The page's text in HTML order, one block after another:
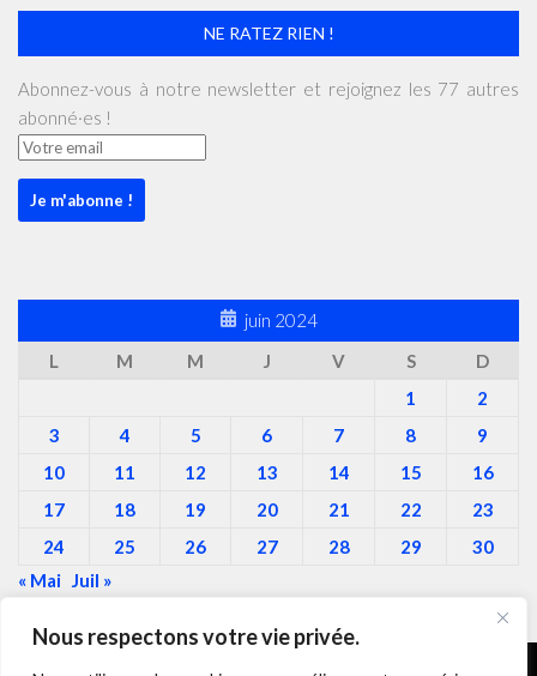
Nous respectons votre vie privée.
NE RATEZ RIEN !
Abonnez-vous à notre newsletter et rejoignez les 77 autres
abonné·es !
juin 2024
L
M M J V S
D
1
2
3
4 5 6 7 8
9
10
11 12 13 14 15
16
17
18 19 20 21 22
23
24
25 26 27 28 29
30
« Mai
Juil »